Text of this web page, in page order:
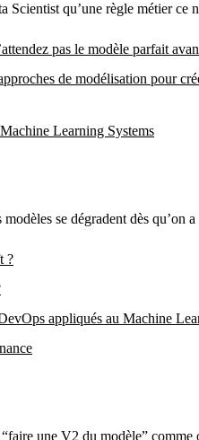
qu’une règle métier ce
pas le modèle parfait
de modélisation pour
Learning Systems
se dégradent dès qu’on
?
appliqués au Machine
une V2 du modèle” comme